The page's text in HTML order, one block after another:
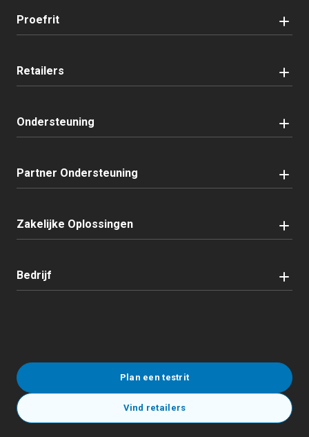
Proefrit
Retailers
Ondersteuning
Partner Ondersteuning
Zakelijke Oplossingen
Bedrijf
Plan een testrit
Vind retailers